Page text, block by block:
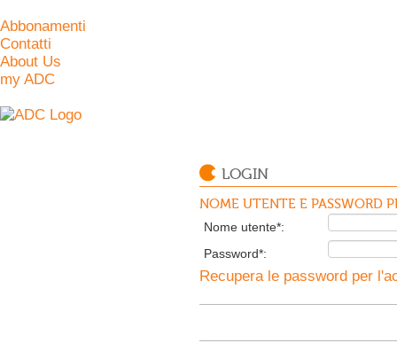
Abbonamenti
Contatti
About Us
my ADC
LOGIN
NOME UTENTE E PASSWORD
Nome utente*:
Password*:
Recupera le password per